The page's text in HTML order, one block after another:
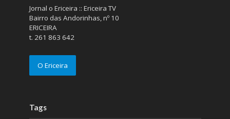
Jornal o Ericeira :: Ericeira TV
Bairro das Andorinhas, nº 10
ERICEIRA
t. 261 863 642
O Ericeira
Tags